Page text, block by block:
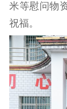
米等慰问物
祝福。